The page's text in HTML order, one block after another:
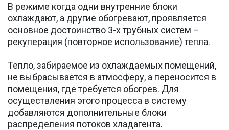
В режиме когда одни внутренние блоки
охлаждают, а другие обогревают, проявляется
основное достоинство 3-х трубных систем –
рекуперация (повторное использование) тепла.
Тепло, забираемое из охлаждаемых помещений,
не выбрасывается в атмосферу, а переносится в
помещения, где требуется обогрев. Для
осуществления этого процесса в систему
добавляются дополнительные блоки
распределения потоков хладагента.